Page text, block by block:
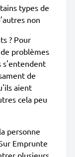
types de
non
? Pour
problèmes
s'entendent
de
aient
cela peu
personne
Emprunte
plusieurs